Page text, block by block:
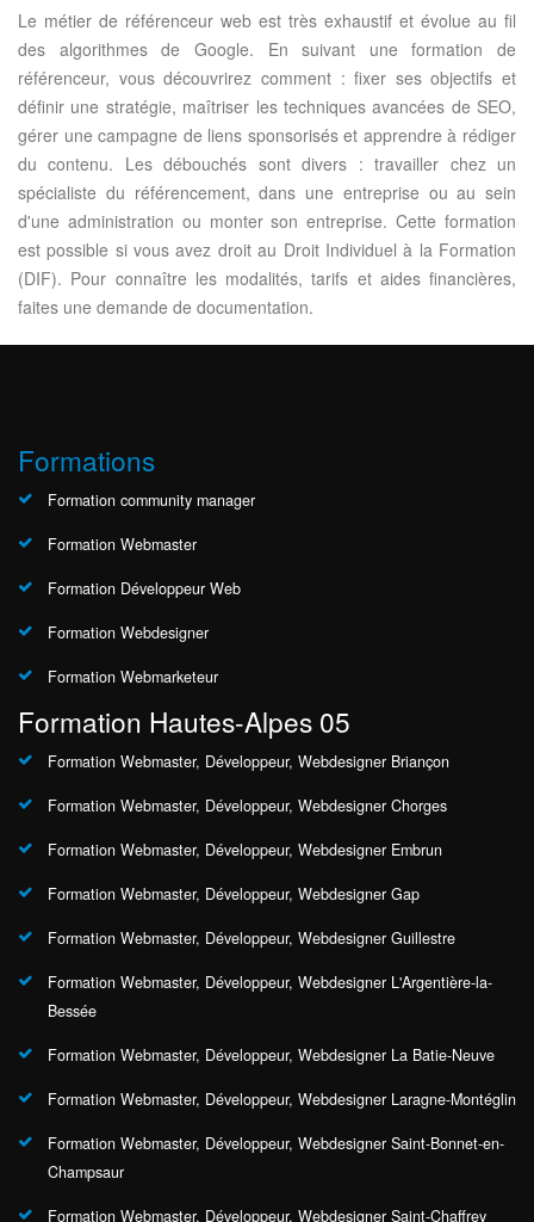
Le métier de référenceur web est très exhaustif et évolue au fil
des algorithmes de Google. En suivant une formation de
référenceur, vous découvrirez comment : fixer ses objectifs et
définir une stratégie, maîtriser les techniques avancées de SEO,
gérer une campagne de liens sponsorisés et apprendre à rédiger
du contenu. Les débouchés sont divers : travailler chez un
spécialiste du référencement, dans une entreprise ou au sein
d'une administration ou monter son entreprise. Cette formation
est possible si vous avez droit au Droit Individuel à la Formation
(DIF). Pour connaître les modalités, tarifs et aides financières,
faites une demande de documentation.
Formations
Formation community manager
Formation Webmaster
Formation Développeur Web
Formation Webdesigner
Formation Webmarketeur
Formation Hautes-Alpes 05
Formation Webmaster, Développeur, Webdesigner Briançon
Formation Webmaster, Développeur, Webdesigner Chorges
Formation Webmaster, Développeur, Webdesigner Embrun
Formation Webmaster, Développeur, Webdesigner Gap
Formation Webmaster, Développeur, Webdesigner Guillestre
Formation Webmaster, Développeur, Webdesigner L'Argentière-la-
Bessée
Formation Webmaster, Développeur, Webdesigner La Batie-Neuve
Formation Webmaster, Développeur, Webdesigner Laragne-Montéglin
Formation Webmaster, Développeur, Webdesigner Saint-Bonnet-en-
Champsaur
Formation Webmaster, Développeur, Webdesigner Saint-Chaffrey